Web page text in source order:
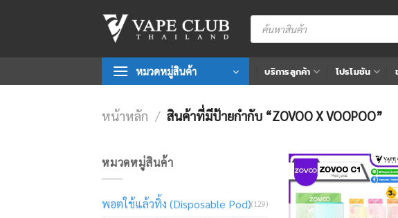
Products
search
หมวดหมู่สินค้า บริการลูกค้า โปรโมชัน
หน้าหลัก / สินค้าที่มีป้ายกำกับ “ZOVOO X VOOPOO”
หมวดหมู่สินค้า
พอตใช้แล้วทิ้ง (Disposable Pod)(129)
to
wishlist